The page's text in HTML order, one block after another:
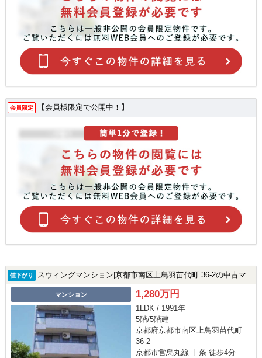
会員限定 【会員様限定で公開中！】
値下がり スウィングマンション|京都市南区上鳥羽苗代町 36-2の中古マンション
マンション 1,280万円
1LDK / 1991年
5階/5階建
京都府京都市南区上鳥羽苗代町
36-2
京都市営烏丸線 十条 徒歩4分